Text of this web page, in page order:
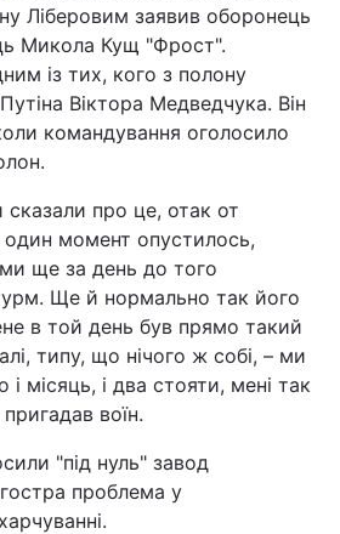
Ліберовим заявив оборонець
Микола Кущ "Фрост".
із тих, кого з полону
Віктора Медведчука. Він
командування оголосило
про це, отак от
один момент опустилось,
ще за день до того
Ще й нормально так його
в той день був прямо такий
типу, що нічого ж собі, – ми
місяць, і два стояти, мені так
воїн.
"під нуль" завод
проблема у